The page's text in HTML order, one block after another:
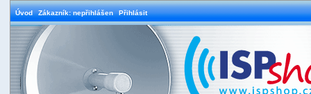
Úvod Zákazník: nepřihlášen Přihlásit